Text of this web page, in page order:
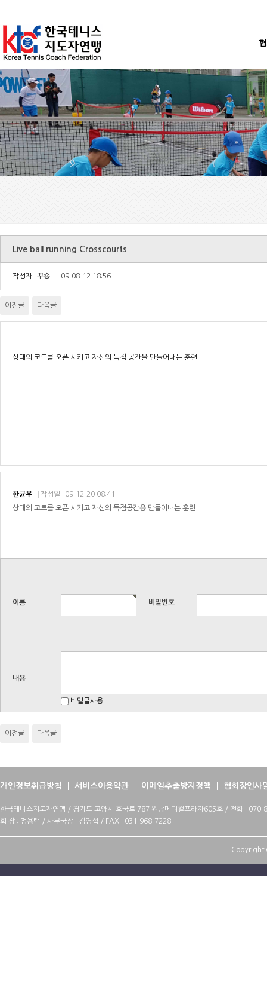
Live ball running Crosscourts
작성자 꾸숑 09-08-12 18:56
이전글 다음글
상대의 코트를 오픈 시키고 자신의 득점 공간을 만들어내는 훈련
한균우 작성일
09-12-20 08:41
상대의 코트를 오픈 시키고 자신의 득점공간응 만들어내는 훈련
이름 비밀번호
내용
비밀글사용
이전글 다음글
개인정보취급방침 서비스이용약관 이메일추출방지정책 협회장인사
한국테니스지도자연맹 / 경기도 고양시 호국로 787 원당메디컬프라자605호 / 전화 :
회 장 : 정용택 / 사무국장 : 김영섭 / FAX : 031-968-7228